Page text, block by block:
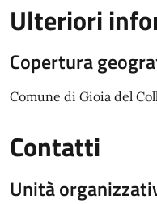
Ulteriori
Copertura
Comune di Gioia del
Contatti
Unità